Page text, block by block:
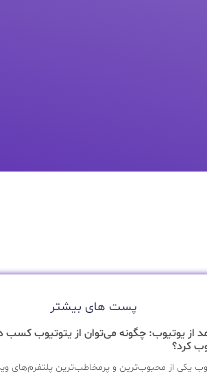
پست های بیشتر
از یوتیوب: چگونه می‌توان از یتوتیوب کسب
کرد؟
یکی از محبوب‌ترین و پرمخاطب‌ترین پلتفرم‌های